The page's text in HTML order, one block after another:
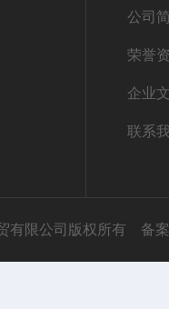
公司
荣誉
企业
联系
有限公司版权所有 备